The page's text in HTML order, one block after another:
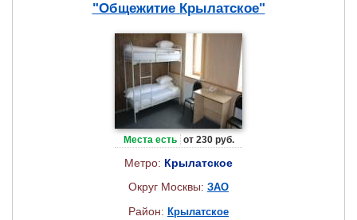
"Общежитие Крылатское"
Места есть от 230 руб.
Метро: Крылатское
Округ Москвы: ЗАО
Район: Крылатское